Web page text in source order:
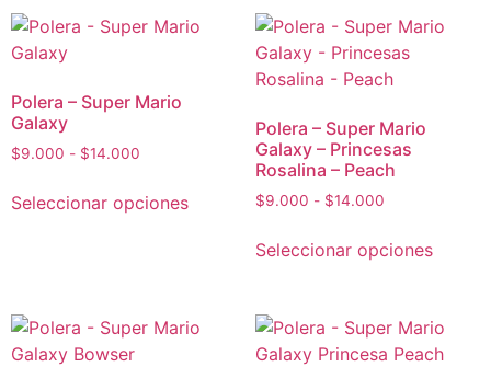
Polera – Super Mario
Galaxy
$9.000 - $14.000
Seleccionar opciones
Polera – Super Mario
Galaxy – Princesas
Rosalina – Peach
$9.000 - $14.000
Seleccionar opciones